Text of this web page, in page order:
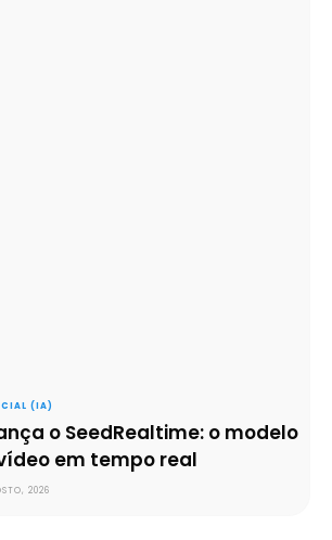
(IA)
o SeedRealtime: o modelo
em tempo real
2026